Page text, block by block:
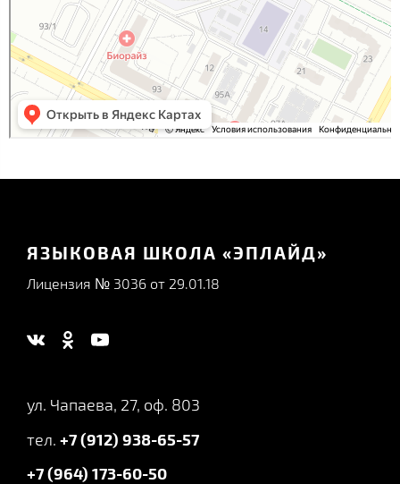
ЯЗЫКОВАЯ ШКОЛА «ЭПЛАЙД»
Лицензия № 3036 от 29.01.18
ул. Чапаева, 27, оф. 803
тел. +7 (912) 938-65-57
+7 (964) 173-60-50